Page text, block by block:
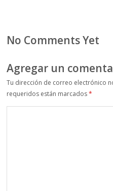
No Comments Yet
Agregar un
Tu dirección de correo electrónico
requeridos están marcados*